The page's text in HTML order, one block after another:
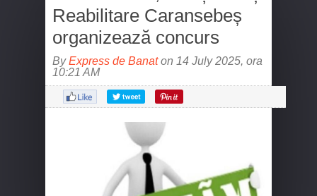
Reabilitare Caransebeș
organizează concurs
ByExpress de Banaton 14 July 2025, ora
10:21 AM